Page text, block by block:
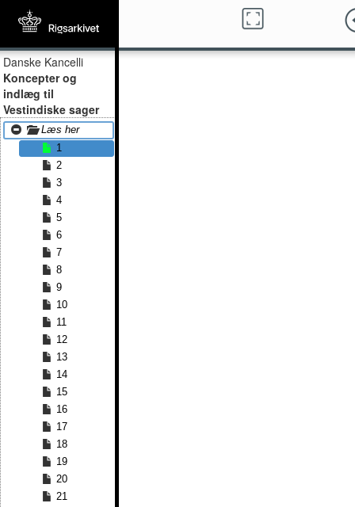
Danske Kancelli
Koncepter og
indlæg til
Vestindiske sager
Læs her
1
2
3
4
5
6
7
8
9
10
11
12
13
14
15
16
17
18
19
20
21